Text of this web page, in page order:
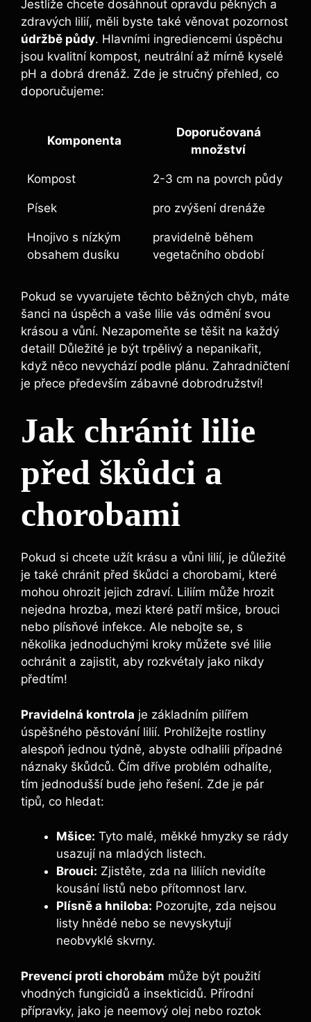
Jestliže chcete dosáhnout opravdu pěkných a
zdravých lilií, měli byste také věnovat pozornost
údržbě půdy. Hlavními ingrediencemi úspěchu
jsou kvalitní kompost, neutrální až mírně kyselé
pH a dobrá drenáž. Zde je stručný přehled, co
doporučujeme:
Komponenta
Doporučovaná
množství
Kompost 2-3 cm na povrch půdy
Písek pro zvýšení drenáže
Hnojivo s nízkým
obsahem dusíku
pravidelně během
vegetačního období
Pokud se vyvarujete těchto běžných chyb, máte
šanci na úspěch a vaše lilie vás odmění svou
krásou a vůní. Nezapomeňte se těšit na každý
detail! Důležité je být trpělivý a nepanikařit,
když něco nevychází podle plánu. Zahradničtení
je přece především zábavné dobrodružství!
Jak chránit lilie
před škůdci a
chorobami
Pokud si chcete užít krásu a vůni lilií, je důležité
je také chránit před škůdci a chorobami, které
mohou ohrozit jejich zdraví. Liliím může hrozit
nejedna hrozba, mezi které patří mšice, brouci
nebo plísňové infekce. Ale nebojte se, s
několika jednoduchými kroky můžete své lilie
ochránit a zajistit, aby rozkvétaly jako nikdy
předtím!
Pravidelná kontrola je základním pilířem
úspěšného pěstování lilií. Prohlížejte rostliny
alespoň jednou týdně, abyste odhalili případné
náznaky škůdců. Čím dříve problém odhalíte,
tím jednodušší bude jeho řešení. Zde je pár
tipů, co hledat:
Mšice: Tyto malé, měkké hmyzky se rády
usazují na mladých listech.
Brouci: Zjistěte, zda na liliích nevidíte
kousání listů nebo přítomnost larv.
Plísně a hniloba: Pozorujte, zda nejsou
listy hnědé nebo se nevyskytují
neobvyklé skvrny.
Prevencí proti chorobám může být použití
vhodných fungicidů a insekticidů. Přírodní
přípravky, jako je neemový olej nebo roztok